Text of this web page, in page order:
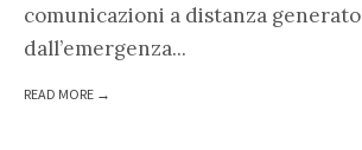
comunicazioni a distanza generato
dall’emergenza...
READ MORE →